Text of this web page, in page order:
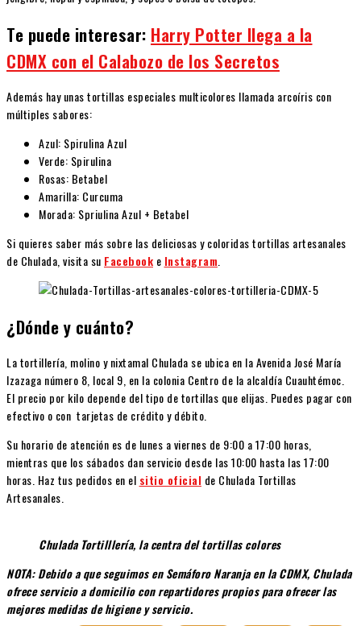
Te puede interesar: Harry Potter llega a la
CDMX con el Calabozo de los Secretos
Además hay unas tortillas especiales multicolores llamada arcoíris con
múltiples sabores:
Azul: Spirulina Azul
Verde: Spirulina
Rosas: Betabel
Amarilla: Curcuma
Morada: Spriulina Azul + Betabel
Si quieres saber más sobre las deliciosas y coloridas tortillas artesanales
de Chulada, visita su Facebook e Instagram
¿Dónde y cuánto?
La tortillería, molino y nixtamal Chulada se ubica en la Avenida José María
Izazaga número 8, local 9, en la colonia Centro de la alcaldía Cuauhtémoc.
El precio por kilo depende del tipo de tortillas que elijas. Puedes pagar con
efectivo o con tarjetas de crédito y débito.
Su horario de atención es de lunes a viernes de 9:00 a 17:00 horas,
mientras que los sábados dan servicio desde las 10:00 hasta las 17:00
horas. Haz tus pedidos en el sitio oficial de Chulada Tortillas
Artesanales.
Chulada Tortilllería, la centra del tortillas colores
NOTA: Debido a que seguimos en Semáforo Naranja en la CDMX, Chulada
ofrece servicio a domicilio con repartidores propios para ofrecer las
mejores medidas de higiene y servicio.